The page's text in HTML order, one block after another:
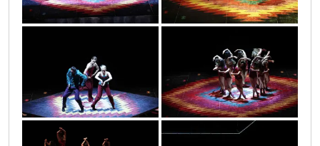
infinitas_1_40 infinitas_1_54